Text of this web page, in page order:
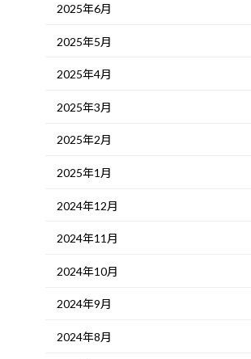
2025年6月
2025年5月
2025年4月
2025年3月
2025年2月
2025年1月
2024年12月
2024年11月
2024年10月
2024年9月
2024年8月